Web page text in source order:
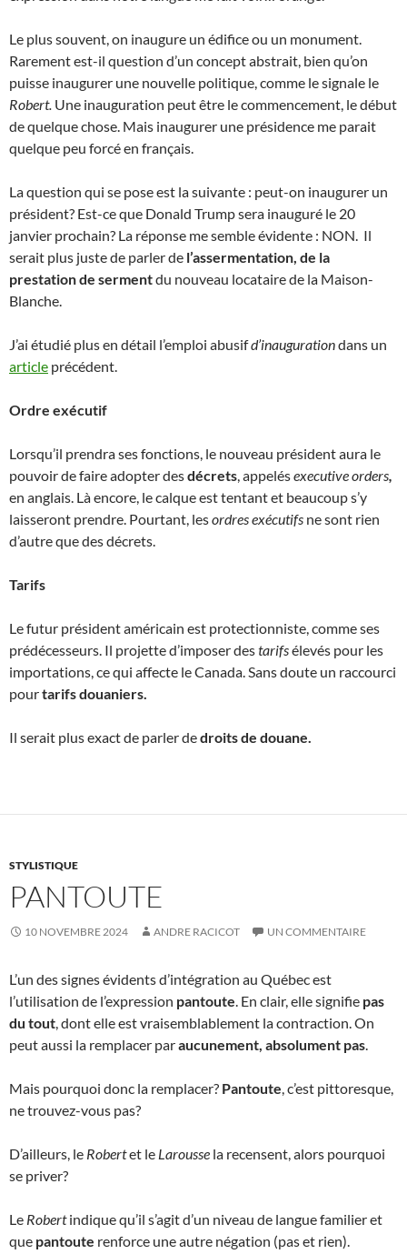
Le plus souvent, on inaugure un édifice ou un monument.
Rarement est-il question d’un concept abstrait, bien qu’on
puisse inaugurer une nouvelle politique, comme le signale le
Robert. Une inauguration peut être le commencement, le début
de quelque chose. Mais inaugurer une présidence me parait
quelque peu forcé en français.
La question qui se pose est la suivante : peut-on inaugurer un
président? Est-ce que Donald Trump sera inauguré le 20
janvier prochain? La réponse me semble évidente : NON. Il
serait plus juste de parler de l’assermentation, de la
prestation de sermentdu nouveau locataire de la Maison-
Blanche.
J’ai étudié plus en détail l’emploi abusifd’inaugurationdans un
article précédent.
Ordre exécutif
Lorsqu’il prendra ses fonctions, le nouveau président aura le
pouvoir de faire adopter desdécrets, appelésexecutive orders,
en anglais. Là encore, le calque est tentant et beaucoup s’y
laisseront prendre. Pourtant, lesordres exécutifs ne sont rien
d’autre que des décrets.
Tarifs
Le futur président américain est protectionniste, comme ses
prédécesseurs. Il projette d’imposer destarifsélevés pour les
importations, ce qui affecte le Canada. Sans doute un raccourci
pourtarifs douaniers.
Il serait plus exact de parler dedroits de douane.
STYLISTIQUE
PANTOUTE
10 NOVEMBRE 2024 ANDRE RACICOT UN COMMENTAIRE
L’un des signes évidents d’intégration au Québec est
l’utilisation de l’expression pantoute. En clair, elle signifie pas
du tout, dont elle est vraisemblablement la contraction. On
peut aussi la remplacer paraucunement, absolument pas.
Mais pourquoi donc la remplacer? Pantoute, c’est pittoresque,
ne trouvez-vous pas?
D’ailleurs, le Robertet le Larousse la recensent, alors pourquoi
se priver?
Le Robertindique qu’il s’agit d’un niveau de langue familier et
que pantoute renforce une autre négation (pas et rien).